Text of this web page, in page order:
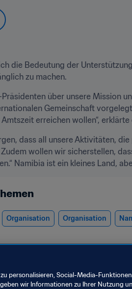
die Bedeutung der
zu machen.
Präsidenten über unsere Mission
Gemeinschaft
erreichen wollen“,
dass all unsere Aktivitäten,
wollen wir sicherstellen,
Namibia ist ein kleines Land,
Organisation Organisation
personalisieren, Social-Media-
wir Informationen zu Ihrer Nutzung